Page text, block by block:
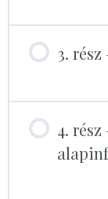
3.
4.